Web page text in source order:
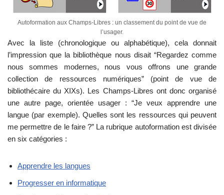
Autoformation aux Champs-Libres : un classement du point de vue de
l’usager.
Avec la liste (chronologique ou alphabétique), cela donnait
l’impression que la bibliothèque nous disait “Regardez comme
nous sommes modernes, nous vous offrons une grande
collection de ressources numériques” (point de vue de
bibliothécaire du XIXs). Les Champs-Libres ont donc organisé
une autre page, orientée usager : “Je veux apprendre une
langue (par exemple). Quelles sont les ressources qui peuvent
me permettre de le faire ?” La rubrique autoformation est divisée
en six catégories :
Apprendre les langues
Progresser en informatique